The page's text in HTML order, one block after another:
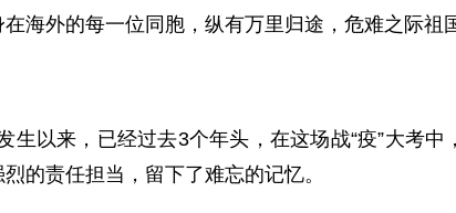
海外的每一位同胞，纵有万里归途，危难之际祖
生以来，已经过去3个年头，在这场战“疫”大考
的责任担当，留下了难忘的记忆。